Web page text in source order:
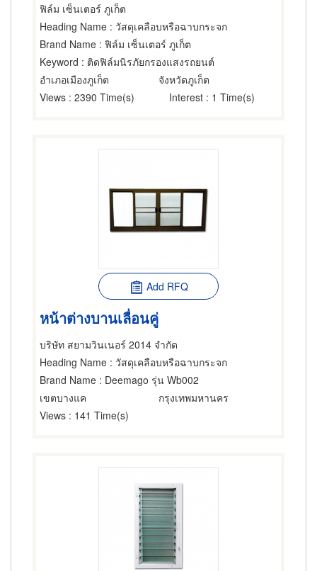
ฟิล์ม เซ็นเตอร์ ภูเก็ต
Heading Name : วัสดุเคลือบหรือฉาบกระจก
Brand Name : ฟิล์ม เซ็นเตอร์ ภูเก็ต
Keyword : ติดฟิล์มนิรภัยกรองแสงรถยนต์
อำเภอเมืองภูเก็ต
จังหวัดภูเก็ต
Views : 2390 Time(s) Interest : 1 Time(s)
Add RFQ
หน้าต่างบานเลื่อนคู่
บริษัท สยามวินเนอร์ 2014 จำกัด
Heading Name : วัสดุเคลือบหรือฉาบกระจก
Brand Name : Deemago รุ่น Wb002
เขตบางแค
กรุงเทพมหานคร
Views : 141 Time(s)